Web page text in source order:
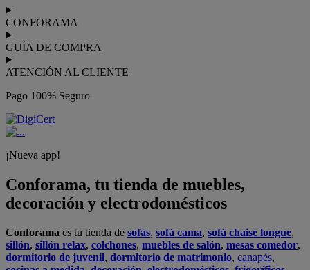
CONFORAMA
GUÍA DE COMPRA
ATENCIÓN AL CLIENTE
Pago 100% Seguro
¡Nueva app!
Conforama, tu tienda de muebles,
decoración y electrodomésticos
Conforama es tu tienda de sofás, sofá cama, sofá chaise longue,
sillón, sillón relax, colchones, muebles de salón, mesas comedor,
dormitorio de juvenil, dormitorio de matrimonio, canapés,